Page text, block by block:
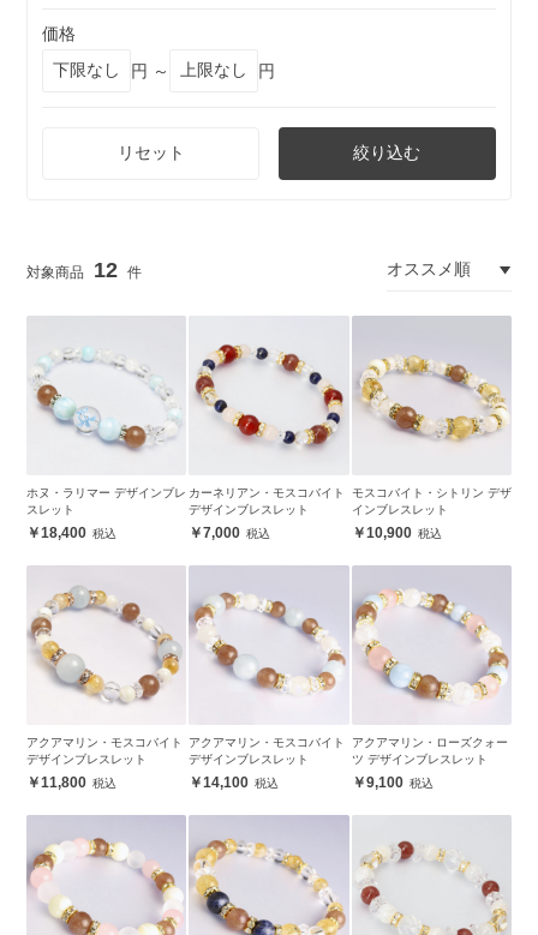
価格
円 ～
円
リセット 絞り込む
12
ホヌ・ラリマー デザインブレ
スレット
18,400
カーネリアン・モスコバイト
デザインブレスレット
7,000
モスコバイト・シトリン デザ
インブレスレット
10,900
アクアマリン・モスコバイト
デザインブレスレット
11,800
アクアマリン・モスコバイト
デザインブレスレット
14,100
アクアマリン・ローズクォー
ツ デザインブレスレット
9,100